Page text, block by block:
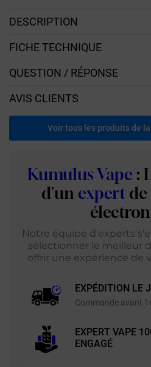
DESCRIPTION
FICHE TECHNIQUE
QUESTION / RÉPONSE
AVIS CLIENTS
Voir tous les produits de
Kumulus Vape :
d'un expert
Notre équipe d'experts
sélectionner le meilleur
offrir une expérience de
EXPÉDITION LE
Commande avant
EXPERT VAPE
ENGAGÉ